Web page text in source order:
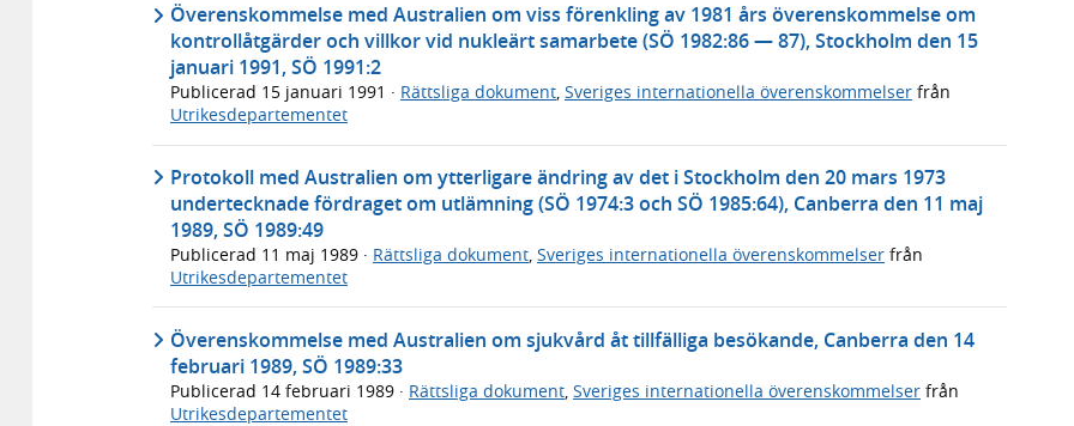
Överenskommelse med Australien om viss förenkling av 1981 års överenskommelse om
kontrollåtgärder och villkor vid nukleärt samarbete (SÖ 1982:86 — 87), Stockholm den 15
januari 1991, SÖ 1991:2
Publicerad 15 januari 1991 · Rättsliga dokument, Sveriges internationella överenskommelser från
Utrikesdepartementet
Protokoll med Australien om ytterligare ändring av det i Stockholm den 20 mars 1973
undertecknade fördraget om utlämning (SÖ 1974:3 och SÖ 1985:64), Canberra den 11 maj
1989, SÖ 1989:49
Publicerad 11 maj 1989 · Rättsliga dokument, Sveriges internationella överenskommelser från
Utrikesdepartementet
Överenskommelse med Australien om sjukvård åt tillfälliga besökande, Canberra den 14
februari 1989, SÖ 1989:33
Publicerad 14 februari 1989 · Rättsliga dokument Sveriges internationella överenskommelser från
Utrikesdepartementet